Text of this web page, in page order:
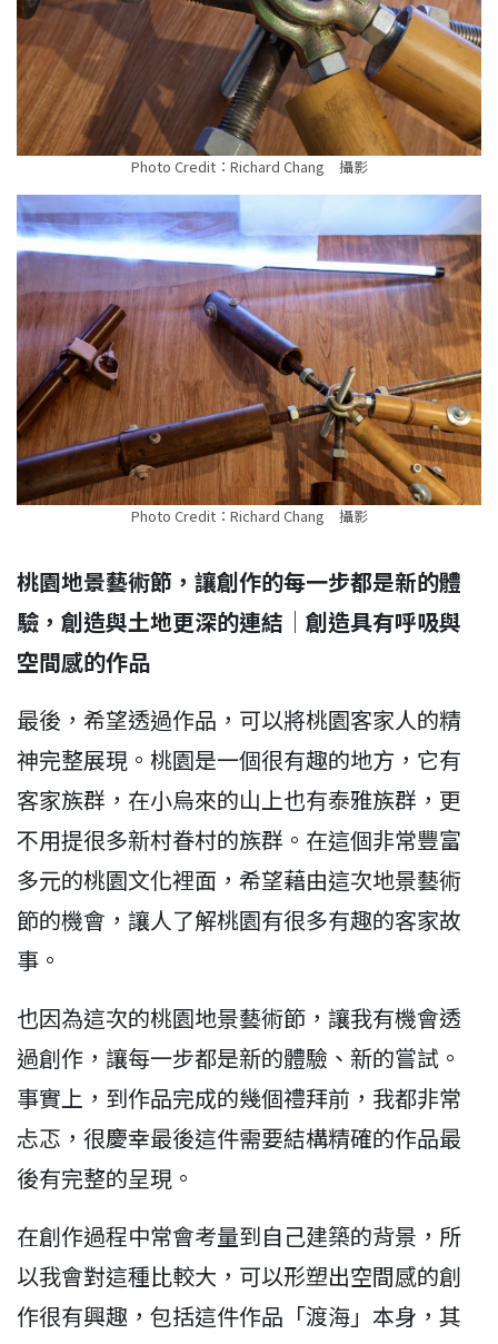
Photo Credit：Richard Chang 攝影
Photo Credit：Richard Chang 攝影
桃園地景藝術節，讓創作的每一步都是新的體
驗，創造與土地更深的連結 ｜ 創造具有呼吸與
空間感的作品
最後，希望透過作品，可以將桃園客家人的精
神完整展現。桃園是一個很有趣的地方，它有
客家族群，在小烏來的山上也有泰雅族群，更
不用提很多新村眷村的族群。在這個非常豐富
多元的桃園文化裡面，希望藉由這次地景藝術
節的機會，讓人了解桃園有很多有趣的客家故
事。
也因為這次的桃園地景藝術節，讓我有機會透
過創作，讓每一步都是新的體驗、新的嘗試。
事實上，到作品完成的幾個禮拜前，我都非常
忐忑，很慶幸最後這件需要結構精確的作品最
後有完整的呈現。
在創作過程中常會考量到自己建築的背景，所
以我會對這種比較大，可以形塑出空間感的創
作很有興趣，包括這件作品「渡海」本身，其